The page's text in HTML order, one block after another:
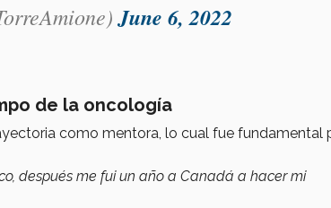
June 6, 2022
de la oncología
como mentora, lo cual fue fundamental
después me fui un año a Canadá a hacer mi